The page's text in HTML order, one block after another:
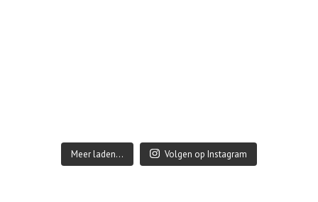
Meer laden… Volgen op Instagram